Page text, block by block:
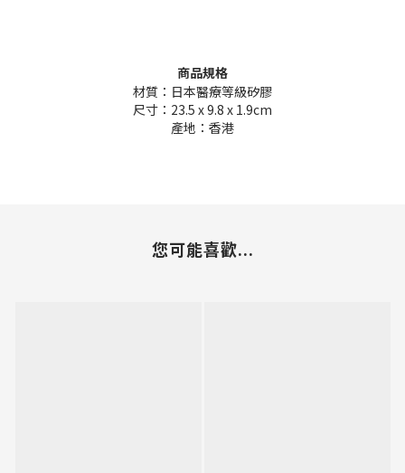
商品規格
材質：日本醫療等級矽膠
尺寸：23.5 x 9.8 x 1.9cm
產地：香港
您可能喜歡...